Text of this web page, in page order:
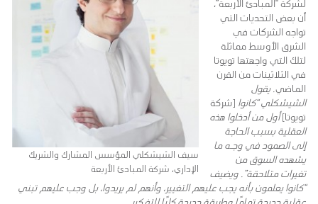
سيف الشيشكلي المؤسس المشارك والشريك
الإداري، شركة المبادئ الأربعة
لشركة “المبادئ الأربعة”،
أن بعض التحديات التي
تواجه الشركات في
الشرق الأوسط مماثلة
لتلك التي واجهتها تويوتا
في الثلاثينات من القرن
الماضي.يقول
الشيشكلي “كانوا [شركة
تويوتا]أول من أدخلوا هذه
العقلية بسبب الحاجة
إلى الصمود في وجـه ما
يشهده السوق من
تغيرات متلاحقة”. ويضيف
“كانوا يعلمون بأنه يجب عليهم التغيير، وأنهم لم يريدوا، بل وجب عليهم تبني